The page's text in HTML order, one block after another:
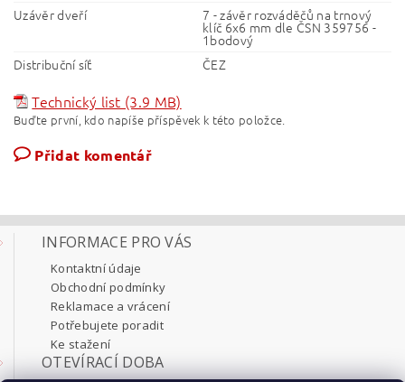
Uzávěr dveří
7 - závěr rozváděčů na trnový
klíč 6x6 mm dle ČSN 359756 -
1bodový
Distribuční síť
ČEZ
Technický list (3.9 MB)
Buďte první, kdo napíše příspěvek k této položce.
Přidat komentář
INFORMACE PRO VÁS
Kontaktní údaje
Obchodní podmínky
Reklamace a vrácení
Potřebujete poradit
Ke stažení
OTEVÍRACÍ DOBA